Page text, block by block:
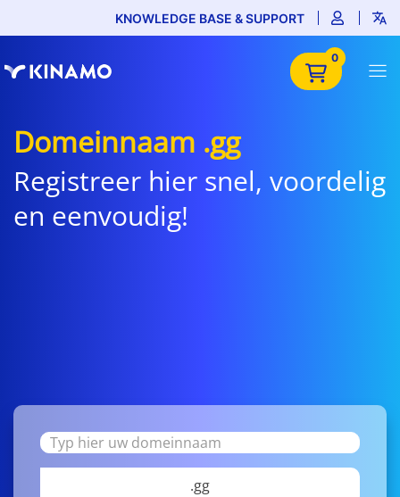
KNOWLEDGE BASE & SUPPORT
0
Domeinnaam .gg
Registreer hier snel, voordelig
en eenvoudig!
.gg